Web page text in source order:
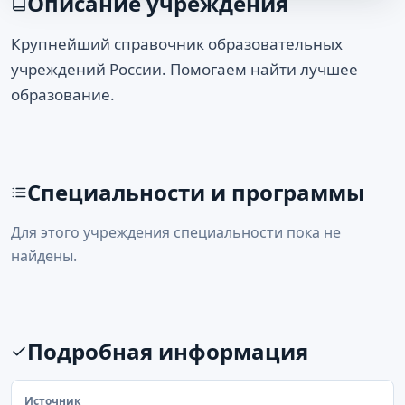
Крупнейший справочник образовательных
учреждений России. Помогаем найти лучшее
образование.
Специальности и программы
Для этого учреждения специальности пока не
найдены.
Подробная информация
Источник